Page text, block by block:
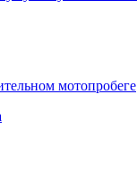
мотопробеге